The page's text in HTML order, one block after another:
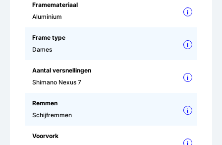
Framemateriaal
Aluminium
i
Frame type
Dames
i
Aantal versnellingen
Shimano Nexus 7
i
Remmen
Schijfremmen
i
Voorvork
i